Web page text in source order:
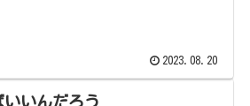
2023.08.20
いんだろう